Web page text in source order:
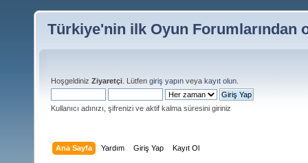
Türkiye'nin ilk Oyun Forumlarından
Hoşgeldiniz Ziyaretçi . Lütfen giriş yapın veya kayıt olun
Kullanıcı adınızı, şifrenizi ve aktif kalma süresini giriniz
Ana Sayfa Yardım Giriş Yap Kayıt Ol